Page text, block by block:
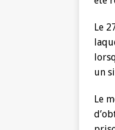
Le
un
Le